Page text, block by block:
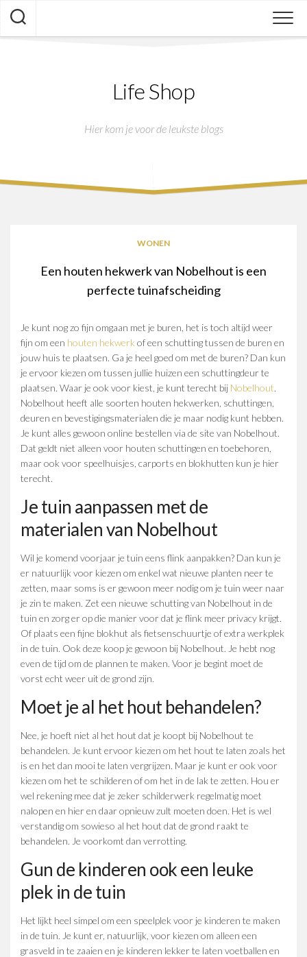
Skip
content
Life Shop
Hier kom je voor de leukste blogs
WONEN
Een houten hekwerk van Nobelhout is een
perfecte tuinafscheiding
Je kunt nog zo fijn omgaan met je buren, het is toch altijd weer
fijn om een houten hekwerk of een schutting tussen de buren en
jouw huis te plaatsen. Ga je heel goed om met de buren? Dan kun
je ervoor kiezen om tussen jullie huizen een schuttingdeur te
plaatsen. Waar je ook voor kiest, je kunt terecht bij Nobelhout.
Nobelhout heeft alle soorten houten hekwerken, schuttingen,
deuren en bevestigingsmaterialen die je maar nodig kunt hebben.
Je kunt alles gewoon online bestellen via de site van Nobelhout.
Dat geldt niet alleen voor houten schuttingen en toebehoren,
maar ook voor speelhuisjes, carports en blokhutten kun je hier
terecht.
Je tuin aanpassen met de
materialen van Nobelhout
Wil je komend voorjaar je tuin eens flink aanpakken? Dan kun je
er natuurlijk voor kiezen om enkel wat nieuwe planten neer te
zetten, maar soms is er gewoon meer nodig om je tuin weer naar
je zin te maken. Zet een nieuwe schutting van Nobelhout in de
tuin en zorg er op die manier voor dat je flink meer privacy krijgt.
Of plaats een fijne blokhut als fietsenschuurtje of extra werkplek
in de tuin. Ook deze koop je gewoon bij Nobelhout. Je hebt nog
even de tijd om de plannen te maken. Voor je begint moet de
vorst echt weer uit de grond zijn.
Moet je al het hout behandelen?
Nee, je hoeft niet al het hout dat je koopt bij Nobelhout te
behandelen. Je kunt ervoor kiezen om het hout te laten zoals het
is en het dan mooi te laten vergrijzen. Maar je kunt er ook voor
kiezen om het te schilderen of om het in de lak te zetten. Hou er
wel rekening mee dat je zeker schilderwerk regelmatig moet
nalopen en hier en daar opnieuw zult moeten doen. Het is wel
verstandig om sowieso al het hout dat de grond raakt te
behandelen. Je voorkomt dan verrotting.
Gun de kinderen ook een leuke
plek in de tuin
Het lijkt heel simpel om een speelplek voor je kinderen te maken
in de tuin. Je kunt er, natuurlijk, voor kiezen om alleen een
grasveld in te zaaien en je kinderen lekker te laten voetballen en